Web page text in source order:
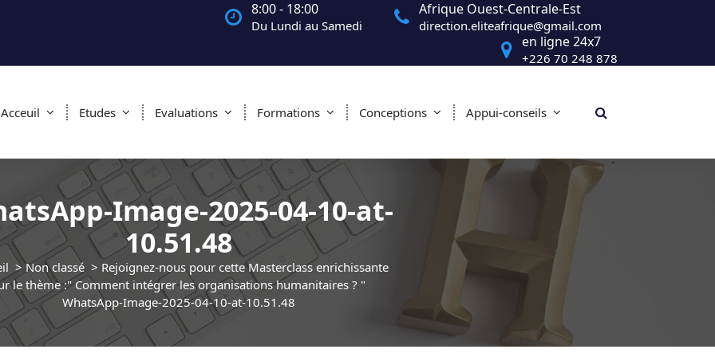
8:00 - 18:00
Du Lundi au Samedi
Afrique Ouest-Centrale-Est
direction.eliteafrique@gmail.com
en ligne 24x7
+226 70 248 878
Acceuil Etudes Evaluations Formations Conceptions Appui-conseils
Image-2025-04-10-at-
10.51.48
>Non classé> Rejoignez-nous pour cette Masterclass enrichissante
le thème :" Comment intégrer les organisations humanitaires ? "
WhatsApp-Image-2025-04-10-at-10.51.48